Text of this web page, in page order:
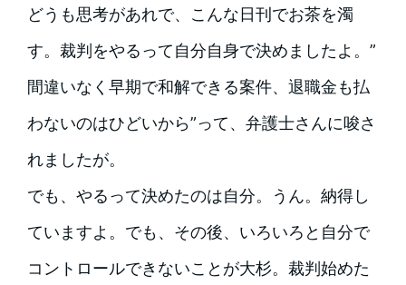
どうも思考があれで、こんな日刊でお茶を濁
す。裁判をやるって自分自身で決めましたよ。”
間違いなく早期で和解できる案件、退職金も払
わないのはひどいから”って、弁護士さんに唆さ
れましたが。
でも、やるって決めたのは自分。うん。納得し
ていますよ。でも、その後、いろいろと自分で
コントロールできないことが大杉。裁判始めた